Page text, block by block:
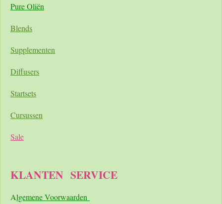
Pure Oliën
Blends
Supplementen
Diffusers
Startsets
Cursussen
Sale
KLANTEN SERVICE
Algemene Voorwaarden